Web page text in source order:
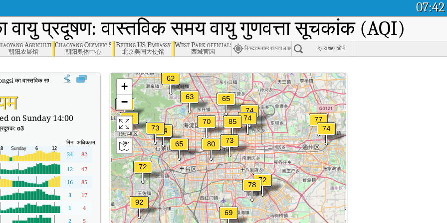
07:42
वायु प्रदूषण: वास्तविक समय वायु गुणवत्ता सूचकांक (AQI)
Agricultural Exhibition Hall
朝阳农展馆
Chaoyang Olympic Sports Center
朝阳奥体中心
Beijing US Embassy
北京美国大使馆
West Park officials
西城官园 निकटतम शहर का पता लगाएं दूसरा शहर खोजें
का वास्तविक समय वायु गुणवत्ता सूचकांक (AQI)।
on Sunday 14:00
o3
मिन अधिकतम
34
82
12
47
16
85
3
17
1
4
2
5
+
−